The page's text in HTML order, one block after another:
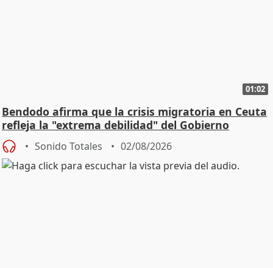
01:02
Bendodo afirma que la crisis migratoria en Ceuta
refleja la "extrema debilidad" del Gobierno
Sonido Totales 02/08/2026